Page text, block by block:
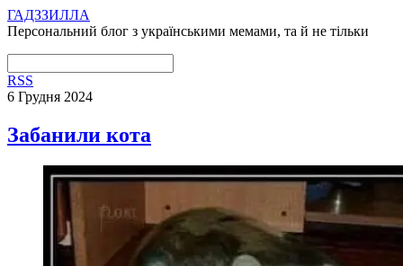
ГАДЗЗИЛЛА
Персональний блог з українськими мемами, та й не тільки
RSS
6 Грудня 2024
Забанили кота